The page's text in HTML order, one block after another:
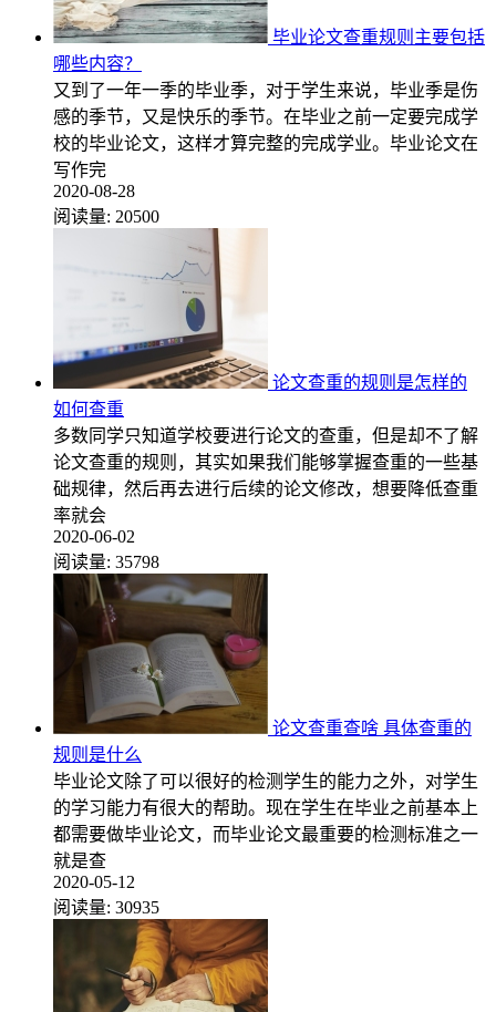
毕业论文查重规则主要包括
哪些内容？
又到了一年一季的毕业季，对于学生来说，毕业季是伤
感的季节，又是快乐的季节。在毕业之前一定要完成学
校的毕业论文，这样才算完整的完成学业。毕业论文在
写作完
2020-08-28
阅读量: 20500
论文查重的规则是怎样的
如何查重
多数同学只知道学校要进行论文的查重，但是却不了解
论文查重的规则，其实如果我们能够掌握查重的一些基
础规律，然后再去进行后续的论文修改，想要降低查重
率就会
2020-06-02
阅读量: 35798
论文查重查啥 具体查重的
规则是什么
毕业论文除了可以很好的检测学生的能力之外，对学生
的学习能力有很大的帮助。现在学生在毕业之前基本上
都需要做毕业论文，而毕业论文最重要的检测标准之一
就是查
2020-05-12
阅读量: 30935